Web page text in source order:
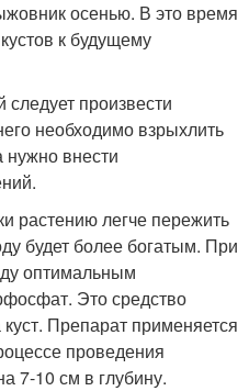
осенью. В это время
к будущему
произвести
необходимо взрыхлить
нужно внести
растению легче пережить
будет более богатым. При
оптимальным
Это средство
Препарат применяется
проведения
7-10 см в глубину.